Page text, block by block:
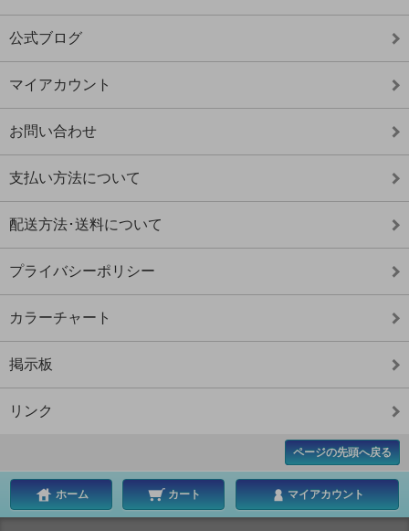
公式ブログ
マイアカウント
お問い合わせ
支払い方法について
配送方法･送料について
プライバシーポリシー
カラーチャート
掲示板
リンク
ページの先頭へ戻る
ホーム カート マイアカウント